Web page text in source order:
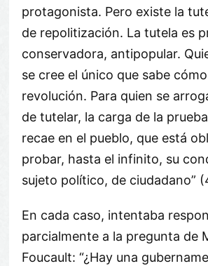
protagonista. Pero existe la
de repolitización. La tutela es
conservadora, antipopular.
se cree el único que sabe
revolución. Para quien se
de tutelar, la carga de la
recae en el pueblo, que está
probar, hasta el infinito, su
sujeto político, de ciudadano”
En cada caso, intentaba
parcialmente a la pregunta de
Foucault: “¿Hay una